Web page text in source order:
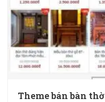
Theme bán bàn thờ